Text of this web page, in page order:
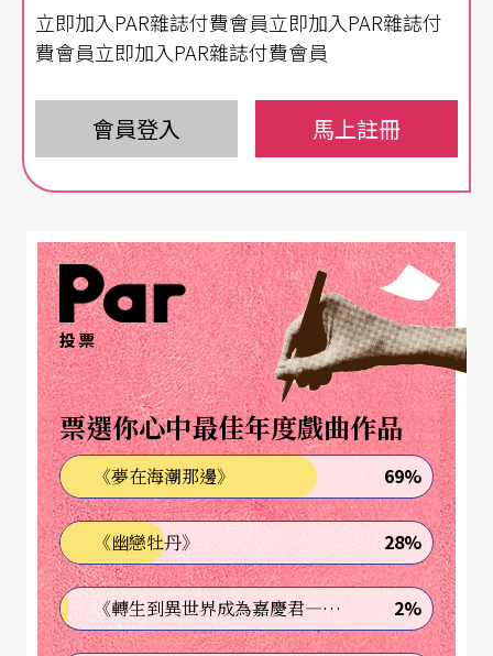
愛爾瑪（Alma Mahler-Welfel，1879-1964）堪稱賢
家庭生活之外，馬勒一直有著許多支持他的好友，
他們之間的深厚情誼，在數量龐大的信件往來和友
人撰寫的回憶錄裡，可以清楚看到；這同時也是馬
勒身後聲名一直維持不墜，甚至快速扶搖直上的主
要原因。（註2）
指揮生涯順遂廿年攀上高峰
憑著過人的天份和才幹，馬勒的「事業」更是發展
得極其成功，當時幾乎無人能出其右。一八八○
年，廿歲的馬勒離開學校，開始指揮的工作。經過
幾個小劇院的歷練後，廿三歲的他接下卡塞爾（Kas
sel）劇院音樂與合唱指揮的職位。兩年後，馬勒先
和萊比錫劇院簽下合約，才離開卡塞爾，中間趁著
空檔在布拉格劇院工作一年，再到萊比錫就任。萊
立即加入PAR雜誌付費會員立即加入PAR雜誌付
費會員立即加入PAR雜誌付費會員
會員登入 馬上註冊
投票
票選你心中最佳年度戲曲作品
《夢在海潮那邊》 69%
《幽戀牡丹》 28%
《轉生到異世界成為嘉慶君—發現我的祖先是詐騙集團!?》 2%